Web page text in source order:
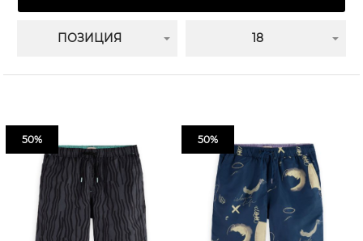
ПОЗИЦИЯ 18
50% 50%